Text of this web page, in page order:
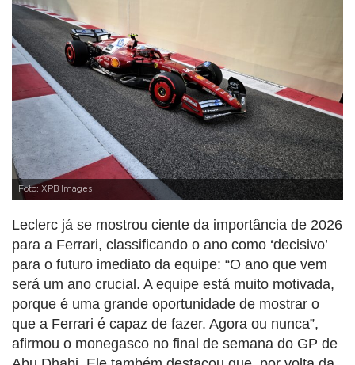
Foto: XPB Images
Leclerc já se mostrou ciente da importância de 2026
para a Ferrari, classificando o ano como ‘decisivo’
para o futuro imediato da equipe: “O ano que vem
será um ano crucial. A equipe está muito motivada,
porque é uma grande oportunidade de mostrar o
que a Ferrari é capaz de fazer. Agora ou nunca”,
afirmou o monegasco no final de semana do GP de